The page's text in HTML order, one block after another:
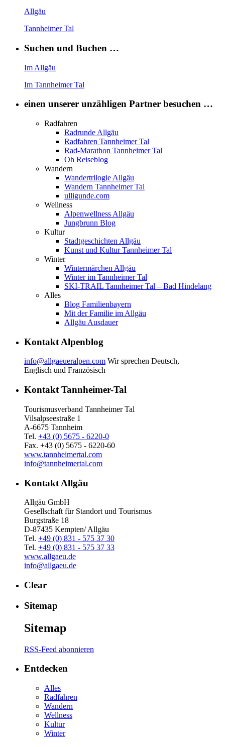
Allgäu
Tannheimer Tal
Suchen und Buchen …
Im Allgäu
Im Tannheimer Tal
einen unserer unzähligen Partner besuchen …
Radfahren
Radrunde Allgäu
Radfahren Tannheimer Tal
Rad-Marathon Tannheimer Tal
Oh Reiseblog
Wandern
Wandertrilogie Allgäu
Wandern Tannheimer Tal
ulligunde.com
Wellness
Alpenwellness Allgäu
Jungbrunn Blog
Kultur
Stadtgeschichten Allgäu
Kunst und Kultur Tannheimer Tal
Winter
Wintermärchen Allgäu
Winter im Tannheimer Tal
SKI-TRAIL Tannheimer Tal – Bad Hindelang
Alles
Blog Familienbayern
Mit der Familie im Allgäu
Allgäu Ausdauer
Kontakt Alpenblog
info@allgaeueralpen.com Wir sprechen Deutsch,
Englisch und Französisch
Kontakt Tannheimer-Tal
Tourismusverband Tannheimer Tal
Vilsalpseestraße 1
A-6675 Tannheim
Tel. +43 (0) 5675 - 6220-0
Fax. +43 (0) 5675 - 6220-60
www.tannheimertal.com
info@tannheimertal.com
Kontakt Allgäu
Allgäu GmbH
Gesellschaft für Standort und Tourismus
Burgstraße 18
D-87435 Kempten/ Allgäu
Tel. +49 (0) 831 - 575 37 30
Tel. +49 (0) 831 - 575 37 33
www.allgaeu.de
info@allgaeu.de
Clear
Sitemap
Sitemap
RSS-Feed abonnieren
Entdecken
Alles
Radfahren
Wandern
Wellness
Kultur
Winter